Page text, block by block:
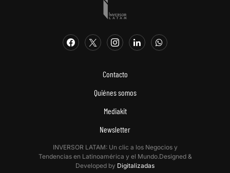
Contacto
Quiénes somos
Mediakit
Newsletter
INVERSOR LATAM: Un clic a los Negocios y
Tendencias en Latinoamérica y el Mundo.Designed &
Developed by Digitalizadas